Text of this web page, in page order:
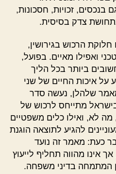
זכויות, חסכונות,
צדק בסיסית.
הרכוש בגירושין,
ואפילו מאיים. בפועל,
ביותר בכל הליך
על איכות החיים של שני
שלהלן, נעשה סדר
מתייחס לרכוש של
לא, ואילו כלים משפטיים
להגיע לתוצאה הוגנת
כעת: מאמר זה נועד
אינו מהווה תחליף לייעוץ
המתמחה בדיני משפחה.